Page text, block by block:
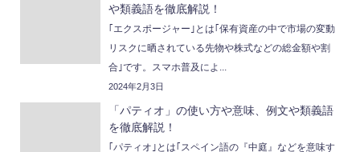
や類義語を徹底解説！
｢エクスポージャー｣とは｢保有資産の中で市場の変動
リスクに晒されている先物や株式などの総金額や割
合｣です。スマホ普及によ...
2024年2月3日
「パティオ」の使い方や意味、例文や類義語
を徹底解説！
｢パティオ｣とは｢スペイン語の『中庭』などを意味す